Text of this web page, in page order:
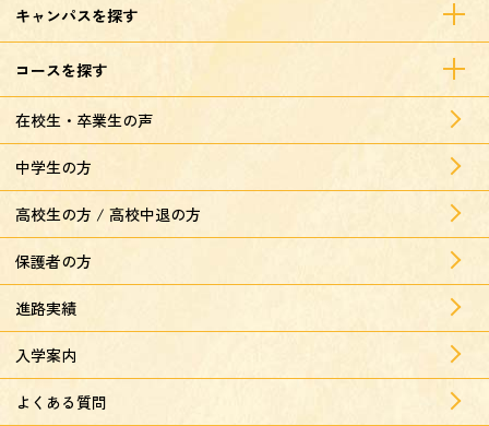
キャンパスを探す
コースを探す
在校生・卒業生の声
中学生の方
高校生の方 / 高校中退の方
保護者の方
進路実績
入学案内
よくある質問